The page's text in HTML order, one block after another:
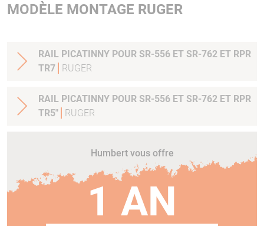
MODÈLE MONTAGE RUGER
RAIL PICATINNY POUR SR-556 ET SR-762 ET RPR
TR7
RUGER
RAIL PICATINNY POUR SR-556 ET SR-762 ET RPR
TR5"
RUGER
Humbert vous offre
1 AN